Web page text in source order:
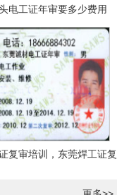
电工证年审要多少费用
复审培训，东莞焊工证复